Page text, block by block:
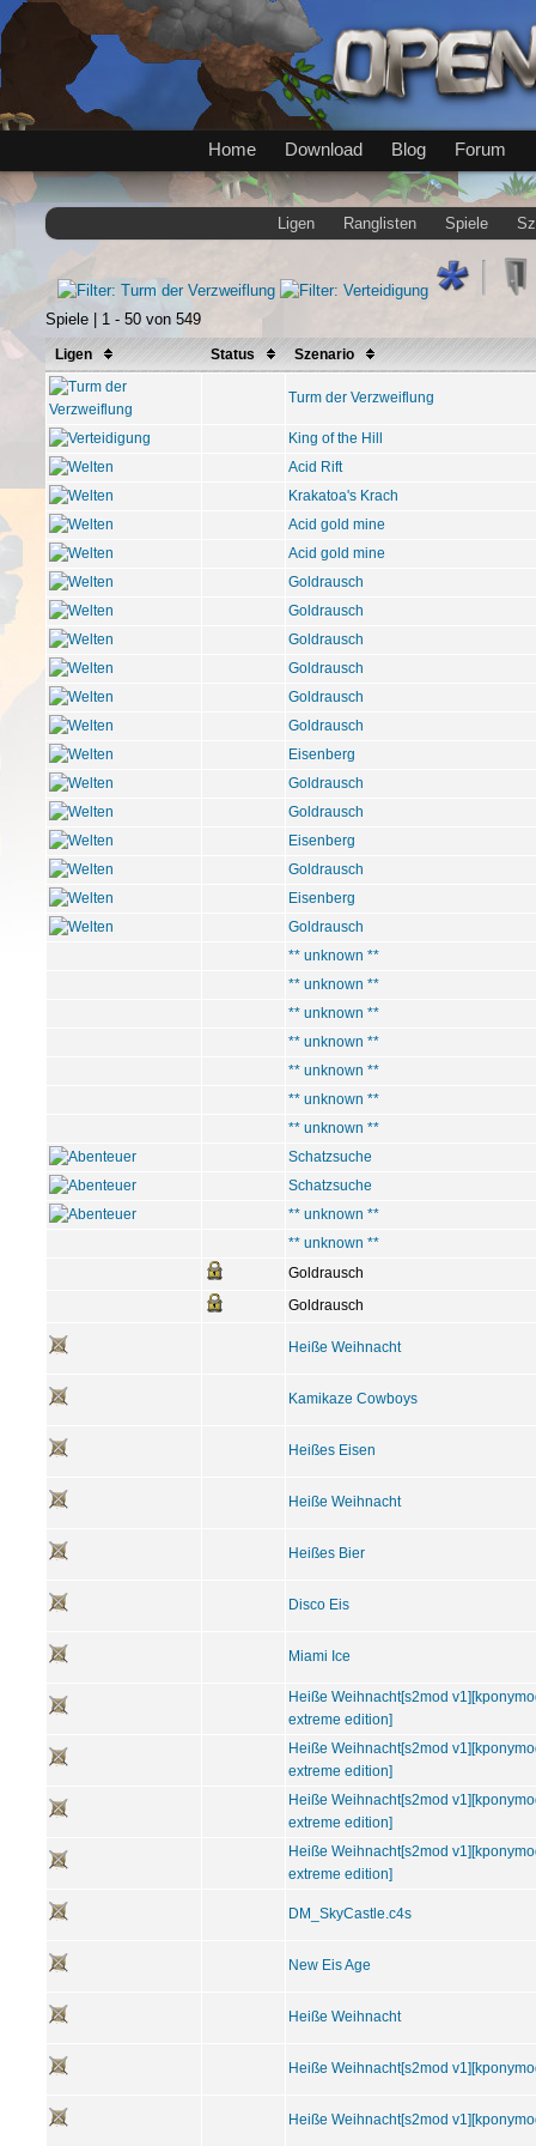
Home Download Blog Forum
Ligen Ranglisten Spiele
Spiele | 1 - 50 von 549
Ligen Status Szenario
Turm der Verzweiflung
King of the Hill
Acid Rift
Krakatoa's Krach
Acid gold mine
Acid gold mine
Goldrausch
Goldrausch
Goldrausch
Goldrausch
Goldrausch
Goldrausch
Eisenberg
Goldrausch
Goldrausch
Eisenberg
Goldrausch
Eisenberg
Goldrausch
** unknown **
** unknown **
** unknown **
** unknown **
** unknown **
** unknown **
** unknown **
Schatzsuche
Schatzsuche
** unknown **
** unknown **
Goldrausch
Goldrausch
Heiße Weihnacht
Kamikaze Cowboys
Heißes Eisen
Heiße Weihnacht
Heißes Bier
Disco Eis
Miami Ice
Heiße Weihnacht[s2mod
extreme edition]
Heiße Weihnacht[s2mod
extreme edition]
Heiße Weihnacht[s2mod
extreme edition]
Heiße Weihnacht[s2mod
extreme edition]
DM_SkyCastle.c4s
New Eis Age
Heiße Weihnacht
Heiße Weihnacht[s2mod
Heiße Weihnacht[s2mod